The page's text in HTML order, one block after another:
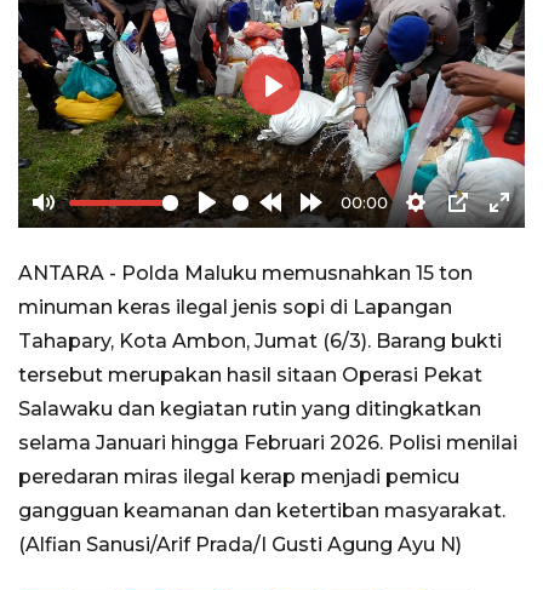
Mute Play
RewindForward
00:00
Settings
PIP
Play
ANTARA - Polda Maluku memusnahkan 15 ton
minuman keras ilegal jenis sopi di Lapangan
Tahapary, Kota Ambon, Jumat (6/3). Barang bukti
tersebut merupakan hasil sitaan Operasi Pekat
Salawaku dan kegiatan rutin yang ditingkatkan
selama Januari hingga Februari 2026. Polisi menilai
peredaran miras ilegal kerap menjadi pemicu
gangguan keamanan dan ketertiban masyarakat.
(Alfian Sanusi/Arif Prada/I Gusti Agung Ayu N)